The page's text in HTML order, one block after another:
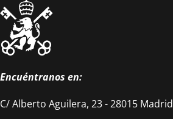
Encuéntranos en:
C/ Alberto Aguilera, 23 - 28015 Madrid